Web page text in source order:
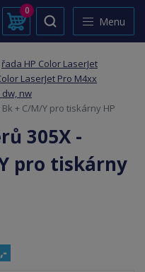
0
Menu
řada HP Color LaserJet
LaserJet Pro M4xx
dw, nw
+ C/M/Y pro tiskárny HP
305X -
pro tiskárny